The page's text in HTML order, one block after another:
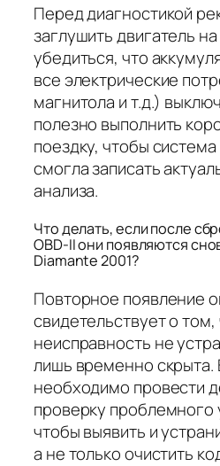
Перед диагностикой
заглушить двигатель
убедиться, что
все электрические
магнитола и т.д.)
полезно выполнить
поездку, чтобы
смогла записать
анализа.
Что делать, если после
OBD-II они появляются
Diamante 2001?
Повторное появление
свидетельствует о том,
неисправность не
лишь временно скрыта.
необходимо провести
проверку проблемного
чтобы выявить и
а не только очистить